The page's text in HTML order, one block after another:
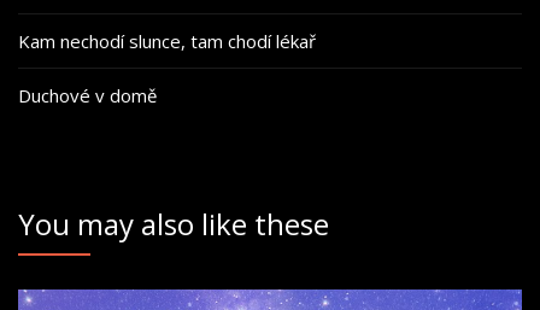
Kam nechodí slunce, tam chodí lékař
Duchové v domě
You may also like these